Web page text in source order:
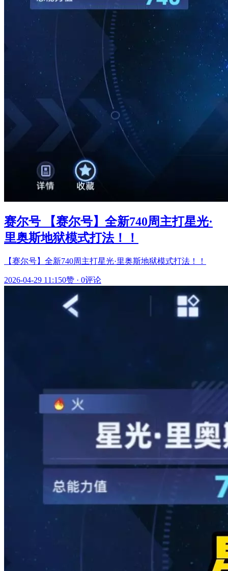
赛尔号 【赛尔号】全新740周主打星光·
里奥斯地狱模式打法！！
【赛尔号】全新740周主打星光·里奥斯地狱模式打法！！
2026-04-29 11:150赞 · 0评论